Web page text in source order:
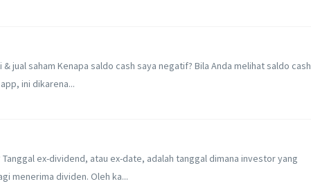
& jual saham Kenapa saldo cash saya negatif? Bila Anda melihat saldo cash
ini dikarena...
Tanggal ex-dividend, atau ex-date, adalah tanggal dimana investor yang
menerima dividen. Oleh ka...